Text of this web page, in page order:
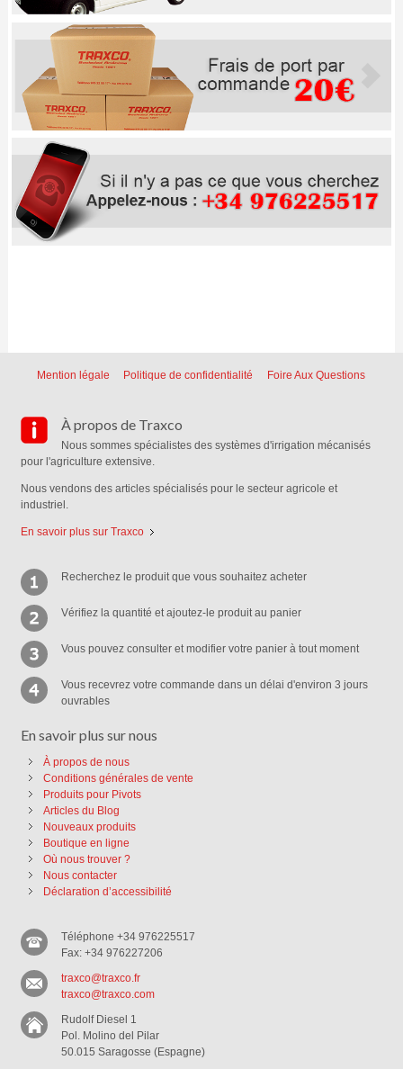
Mention légale Politique de confidentialité Foire Aux Questions
À propos de Traxco
Nous sommes spécialistes des systèmes d'irrigation mécanisés
pour l'agriculture extensive.
Nous vendons des articles spécialisés pour le secteur agricole et
industriel.
En savoir plus sur Traxco
Recherchez le produit que vous souhaitez acheter
Vérifiez la quantité et ajoutez-le produit au panier
Vous pouvez consulter et modifier votre panier à tout moment
Vous recevrez votre commande dans un délai d'environ 3 jours
ouvrables
En savoir plus sur nous
À propos de nous
Conditions générales de vente
Produits pour Pivots
Articles du Blog
Nouveaux produits
Boutique en ligne
Où nous trouver ?
Nous contacter
Déclaration d’accessibilité
Téléphone +34 976225517
Fax: +34 976227206
traxco@traxco.fr
traxco@traxco.com
Rudolf Diesel 1
Pol. Molino del Pilar
50.015 Saragosse (Espagne)